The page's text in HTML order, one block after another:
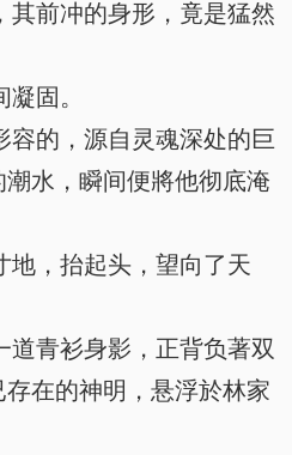
前冲的身形，竟是猛然
固。
的，源自灵魂深处的巨
水，瞬间便將他彻底淹
，抬起头，望向了天
青衫身影，正背负著双
在的神明，悬浮於林家